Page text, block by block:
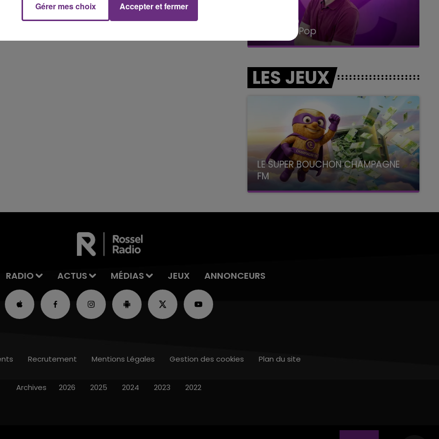
10h00 - 14h00 14h00 - 15h00
La Radio Pop
LES JEUX
LE SUPER BOUCHON CHAMPAGNE
FM
avec La Famille Champagne FM, à 8H10
RADIO ACTUS MÉDIAS JEUX ANNONCEURS
Recrutement Mentions Légales Gestion des cookies Plan du site
Archives 2026 2025 2024 2023 2022
Gérer mes choix Accepter et fermer